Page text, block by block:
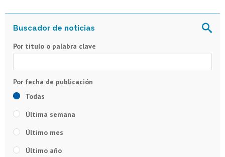
Por título o palabra clave
Todas
Última semana
Último mes
Último año